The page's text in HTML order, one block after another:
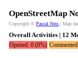
OpenStreetMap
Copyright © Pascal Neis | Map
Overall Activities | 12
Opened: 0 (0%)